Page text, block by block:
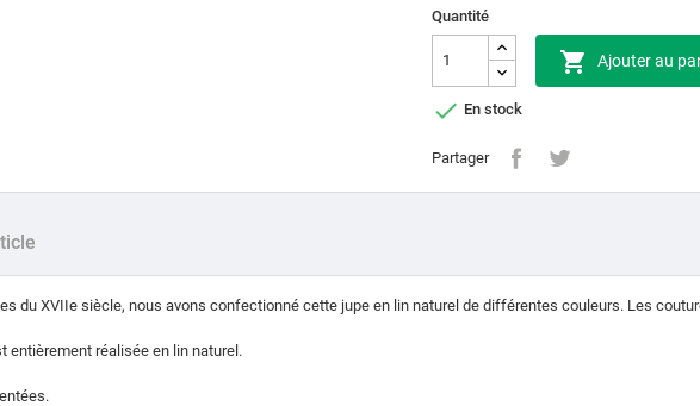
Quantité
 Ajouter au
 En stock
Partager
du XVIIe siècle, nous avons confectionné cette jupe en lin naturel de différentes couleurs. Les
entièrement réalisée en lin naturel.